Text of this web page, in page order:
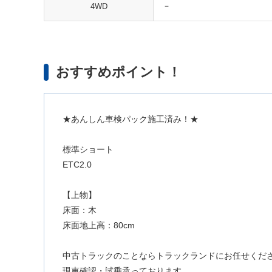
4WD －
おすすめポイント！
★あんしん車検パック施工済み！★
標準ショート
ETC2.0
【上物】
床面：木
床面地上高：80cm
中古トラックのことならトラックランドにお任せくだ